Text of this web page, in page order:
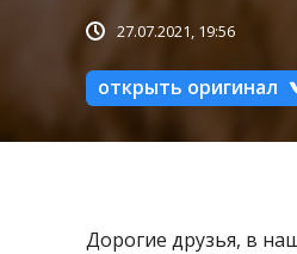
27.07.2021, 19:56
открыть оригинал
Дорогие друзья, в